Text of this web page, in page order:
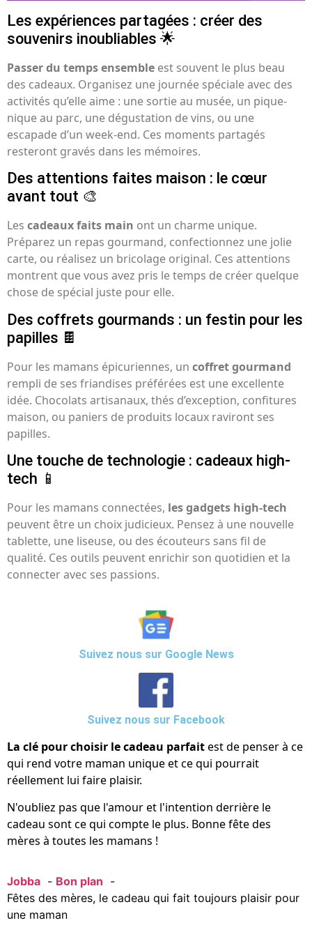
Les expériences partagées : créer des
souvenirs inoubliables 🌟
Passer du temps ensemble est souvent le plus beau
des cadeaux. Organisez une journée spéciale avec des
activités qu’elle aime : une sortie au musée, un pique-
nique au parc, une dégustation de vins, ou une
escapade d’un week-end. Ces moments partagés
resteront gravés dans les mémoires.
Des attentions faites maison : le cœur
avant tout 🎨
Les cadeaux faits main ont un charme unique.
Préparez un repas gourmand, confectionnez une jolie
carte, ou réalisez un bricolage original. Ces attentions
montrent que vous avez pris le temps de créer quelque
chose de spécial juste pour elle.
Des coffrets gourmands : un festin pour les
papilles 🍫
Pour les mamans épicuriennes, un coffret gourmand
rempli de ses friandises préférées est une excellente
idée. Chocolats artisanaux, thés d’exception, confitures
maison, ou paniers de produits locaux raviront ses
papilles.
Une touche de technologie : cadeaux high-
tech 📱
Pour les mamans connectées, les gadgets high-tech
peuvent être un choix judicieux. Pensez à une nouvelle
tablette, une liseuse, ou des écouteurs sans fil de
qualité. Ces outils peuvent enrichir son quotidien et la
connecter avec ses passions.
Suivez nous sur Google News
Suivez nous sur Facebook
La clé pour choisir le cadeau parfaitest de penser à ce
qui rend votre maman unique et ce qui pourrait
réellement lui faire plaisir.
N'oubliez pas que l'amour et l'intention derrière le
cadeau sont ce qui compte le plus. Bonne fête des
mères à toutes les mamans !
Jobba
Bon plan
Fêtes des mères, le cadeau qui fait toujours plaisir pour
une maman